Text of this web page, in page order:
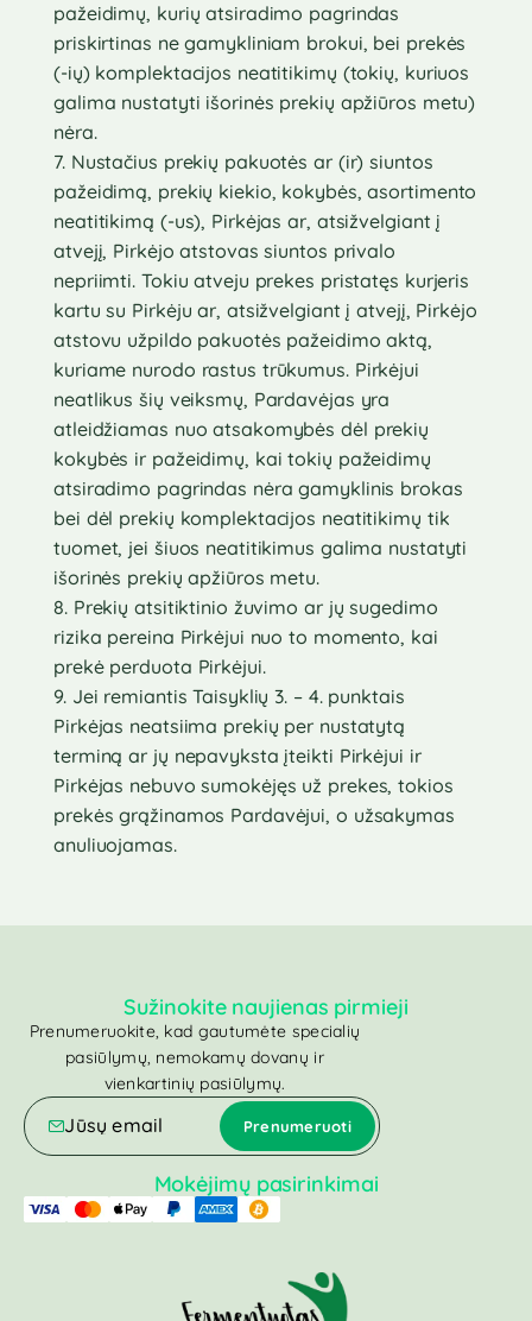
pažeidimų, kurių atsiradimo pagrindas
priskirtinas ne gamykliniam brokui, bei prekės
(-ių) komplektacijos neatitikimų (tokių, kuriuos
galima nustatyti išorinės prekių apžiūros metu)
nėra.
7. Nustačius prekių pakuotės ar (ir) siuntos
pažeidimą, prekių kiekio, kokybės, asortimento
neatitikimą (-us), Pirkėjas ar, atsižvelgiant į
atvejį, Pirkėjo atstovas siuntos privalo
nepriimti. Tokiu atveju prekes pristatęs kurjeris
kartu su Pirkėju ar, atsižvelgiant į atvejį, Pirkėjo
atstovu užpildo pakuotės pažeidimo aktą,
kuriame nurodo rastus trūkumus. Pirkėjui
neatlikus šių veiksmų, Pardavėjas yra
atleidžiamas nuo atsakomybės dėl prekių
kokybės ir pažeidimų, kai tokių pažeidimų
atsiradimo pagrindas nėra gamyklinis brokas
bei dėl prekių komplektacijos neatitikimų tik
tuomet, jei šiuos neatitikimus galima nustatyti
išorinės prekių apžiūros metu.
8. Prekių atsitiktinio žuvimo ar jų sugedimo
rizika pereina Pirkėjui nuo to momento, kai
prekė perduota Pirkėjui.
9. Jei remiantis Taisyklių 3. – 4. punktais
Pirkėjas neatsiima prekių per nustatytą
terminą ar jų nepavyksta įteikti Pirkėjui ir
Pirkėjas nebuvo sumokėjęs už prekes, tokios
prekės grąžinamos Pardavėjui, o užsakymas
anuliuojamas.
Sužinokite naujienas pirmieji
Prenumeruokite, kad gautumėte specialių
pasiūlymų, nemokamų dovanų ir
vienkartinių pasiūlymų.
Mokėjimų pasirinkimai